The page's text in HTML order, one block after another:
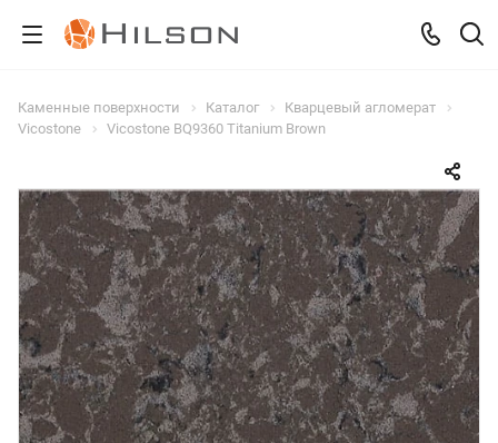
Каменные поверхности Каталог
Кварцевый агломерат
Vicostone
Vicostone BQ9360 Titanium Brown